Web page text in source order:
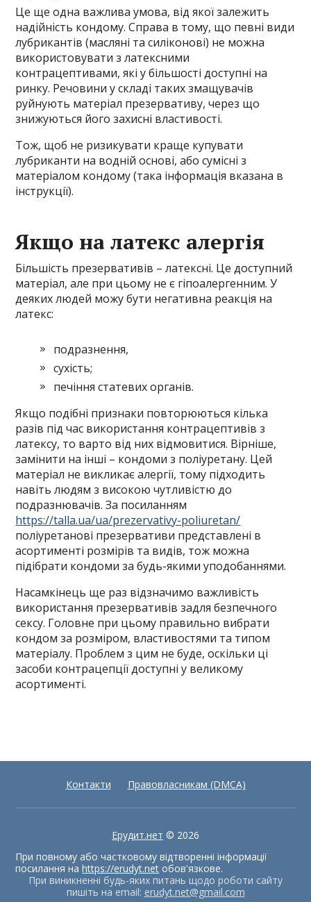
Це ще одна важлива умова, від якої залежить
надійність кондому. Справа в тому, що певні види
лубрикантів (масляні та силіконові) не можна
використовувати з латексними
контрацептивами, які у більшості доступні на
ринку. Речовини у складі таких змащувачів
руйнують матеріал презервативу, через що
знижуються його захисні властивості.
Тож, щоб не ризикувати краще купувати
лубриканти на водній основі, або сумісні з
матеріалом кондому (така інформація вказана в
інструкції).
Якщо на латекс алергія
Більшість презервативів – латексні. Це доступний
матеріал, але при цьому не є гіпоалергенним. У
деяких людей можу бути негативна реакція на
латекс:
подразнення,
сухість;
печіння статевих органів.
Якщо подібні признаки повторюються кілька
разів під час використання контрацептивів з
латексу, то варто від них відмовитися. Вірніше,
замінити на інші – кондоми з поліуретану. Цей
матеріал не викликає алергії, тому підходить
навіть людям з високою чутливістю до
подразнювачів. За посиланням
https://talla.ua/ua/prezervativy-poliuretan/
поліуретанові презервативи представлені в
асортименті розмірів та видів, тож можна
підібрати кондоми за будь-якими уподобаннями.
Насамкінець ще раз відзначимо важливість
використання презервативів задля безпечного
сексу. Головне при цьому правильно вибрати
кондом за розміром, властивостями та типом
матеріалу. Проблем з цим не буде, оскільки ці
засоби контрацепції доступні у великому
асортименті.
Контакти Правовласникам (DMCA)
Ерудит.нет © 2026
При повному або частковому відтворенні інформації
посилання наhttps://erudyt.net обов'язкове.
При виникненні будь-яких питань щодо роботи сайту
пишіть на email: erudyt.net@gmail.com